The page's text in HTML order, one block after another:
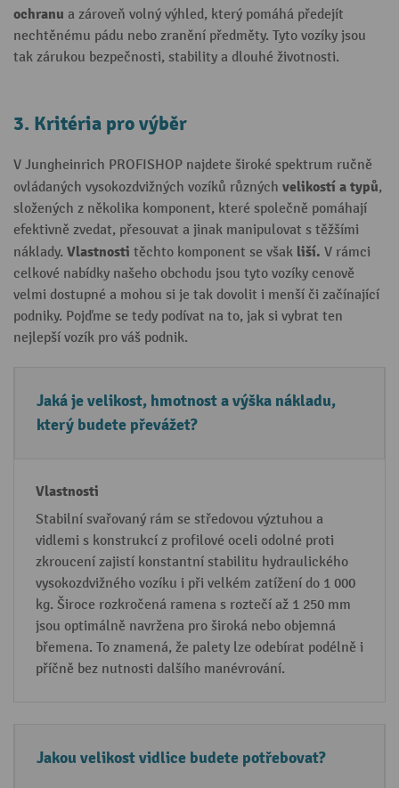
ochranu a zároveň volný výhled, který pomáhá předejít
nechtěnému pádu nebo zranění předměty. Tyto vozíky jsou
tak zárukou bezpečnosti, stability a dlouhé životnosti.
3. Kritéria pro výběr
V Jungheinrich PROFISHOP najdete široké spektrum ručně
ovládaných vysokozdvižných vozíků různých velikostí a typů,
složených z několika komponent, které společně pomáhají
efektivně zvedat, přesouvat a jinak manipulovat s těžšími
náklady. Vlastnosti těchto komponent se však liší. V rámci
celkové nabídky našeho obchodu jsou tyto vozíky cenově
velmi dostupné a mohou si je tak dovolit i menší či začínající
podniky. Pojďme se tedy podívat na to, jak si vybrat ten
nejlepší vozík pro váš podnik.
F
a
o
r
y
V
l
n
o
s
t
Jaká je velikost, hmotnost a výška nákladu,
který budete převážet?
Stabilní svařovaný rám se středovou výztuhou a
vidlemi s konstrukcí z profilové oceli odolné proti
zkroucení zajistí konstantní stabilitu hydraulického
vysokozdvižného vozíku i při velkém zatížení do 1 000
kg. Široce rozkročená ramena s roztečí až 1 250 mm
jsou optimálně navržena pro široká nebo objemná
břemena. To znamená, že palety lze odebírat podélně i
příčně bez nutnosti dalšího manévrování.
Jakou velikost vidlice budete potřebovat?